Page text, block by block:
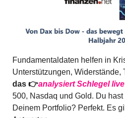
Fundamentaldaten helfen in
Unterstützungen, Widerstände,
das 👉analysiert Schlegel live
500, Nasdaq und Gold. Du
Deinem Portfolio? Perfekt. Es